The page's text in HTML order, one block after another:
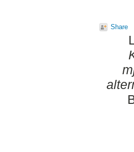
Share